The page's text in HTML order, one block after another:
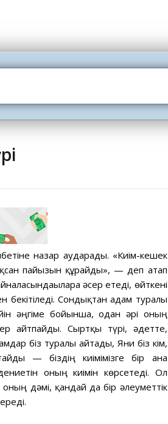
назар аударады. «Киім-кешек
пайызын құрайды», — деп атап
әсер етеді, өйткені
бекітіледі. Сондықтан адам туралы
әңгіме бойынша, одан әрі оның
айтпайды. Сыртқы түрі, әдетте,
біз туралы айтады, Яғни біз кім,
— біздің киімімізге бір ғана
оның киімін көрсетеді. Ол
дәмі, қандай да бір әлеуметтік